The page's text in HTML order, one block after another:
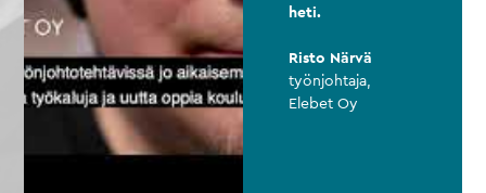
heti.
Risto Närvä
työnjohtaja,
Elebet Oy